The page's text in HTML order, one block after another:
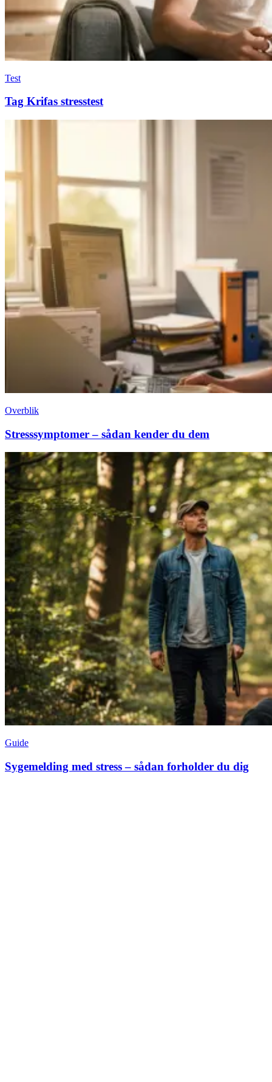
Test
Tag Krifas stresstest
Overblik
Stresssymptomer – sådan kender du dem
Guide
Sygemelding med stress – sådan forholder du dig